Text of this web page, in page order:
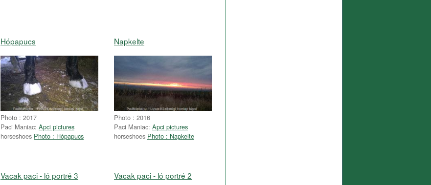
Hópapucs
Photo : 2017
Paci Maniac: Apci pictures
horseshoes Photo : Hópapucs
Napkelte
Photo : 2016
Paci Maniac: Apci pictures
horseshoes Photo : Napkelte
Vacak paci - ló portré 3 Vacak paci - ló portré 2